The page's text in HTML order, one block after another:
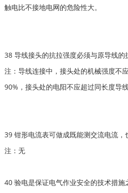
触电比不接地电网的危险性大。
38 导线接头的抗拉强度必须与原导线的
注：导线连接中，接头处的机械强度不
90%，接头处的电阳不应超过同长度导
39 钳形电流表可做成既能测交流电流，
注：无
40 验电是保证电气作业安全的技术措施